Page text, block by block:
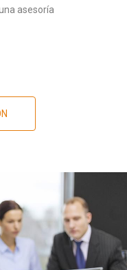
asesoría